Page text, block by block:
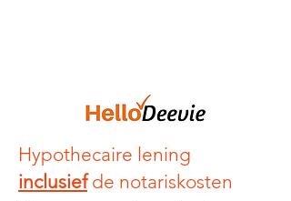
Hypothecaire lening
inclusief de notariskosten